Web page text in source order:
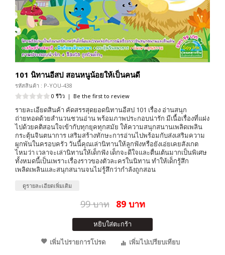
101 นิทานอีสป สอนหนูน้อยให้เป็นคนดี
รหัสสินค้า : P-YOU-438
0 รีวิว | Be the first to review
รายละเอียดสินค้า คัดสรรสุดยอดนิทานอีสป 101 เรื่อง อ่านสนุก
ถ่ายทอดด้วยสำนวนชวนอ่าน พร้อมภาพประกอบน่ารัก มีเนื้อเรื่องที่แฝง
ไปด้วยคติสอนใจเข้ากับทุกยุคทุกสมัย ให้ความสนุกสนานเพลิดเพลิน
กระตุ้นจินตนาการ เสริมสร้างทักษะการอ่านไปพร้อมกับส่งเสริมความ
ผูกพันในครอบครัว วันนี้คุณเล่านิทานให้ลูกฟังหรือยังเอ่ยเคยสังเกต
ไหมว่า เวลาจะเล่านิทานให้เด็กฟัง เด็กจะดีใจและตื่นเต้นมากเป็นพิเศษ
ทั้งหมดนี้เป็นเพราะเรื่องราวของตัวละครในนิทาน ทำให้เด็กรู้สึก
เพลิดเพลินและสนุกสนานจนไม่รู้สึกว่ากำลังถูกสอน
ดูรายละเอียดเพิ่มเติม
99 บาท 89 บาท
หยิบใส่ตะกร้า
เพิ่มไปรายการโปรด
เพิ่มไปเปรียบเทียบ